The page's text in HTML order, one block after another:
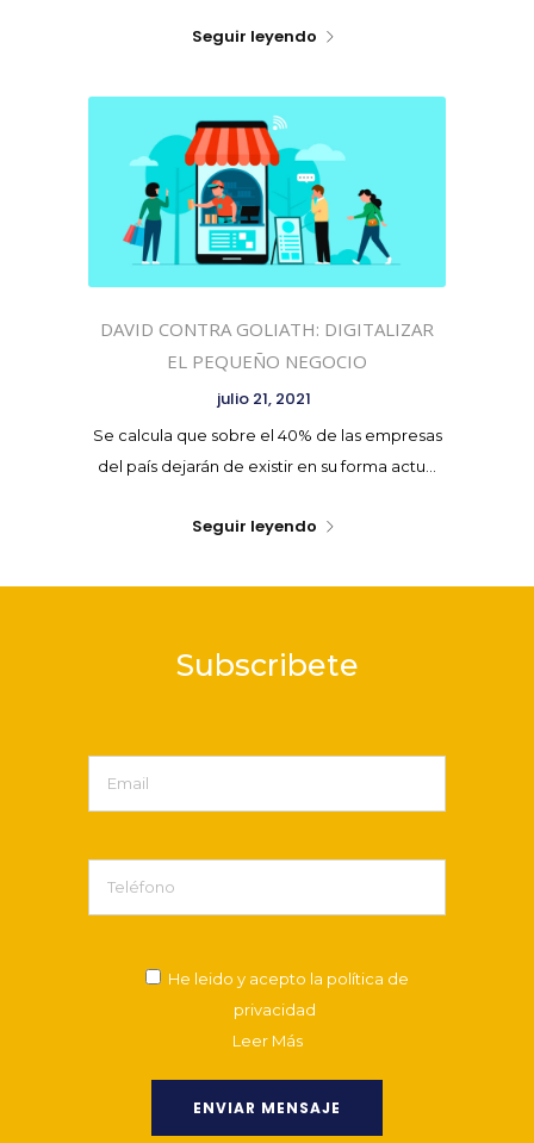
Seguir leyendo
DAVID CONTRA GOLIATH: DIGITALIZAR
EL PEQUEÑO NEGOCIO
julio 21, 2021
Se calcula que sobre el 40% de las empresas
del país dejarán de existir en su forma actu...
Seguir leyendo
Subscribete
He leido y acepto la política de
privacidad
Leer Más